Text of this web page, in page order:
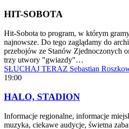
HIT-SOBOTA
Hit-Sobota to program, w którym
najnowsze. Do tego zaglądamy do
przebojów ze Stanów Zjednoczonych
trzy utwory "gwiazdy"…
SŁUCHAJ TERAZ Sebastian
19:00
HALO, STADION
Informacje regionalne, informacje
muzyka, ciekawe audycje, świetna